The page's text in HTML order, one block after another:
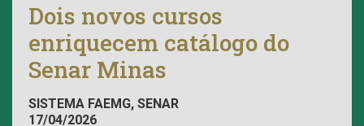
Dois novos cursos
enriquecem catálogo do
Senar Minas
SISTEMA FAEMG, SENAR
17/04/2026